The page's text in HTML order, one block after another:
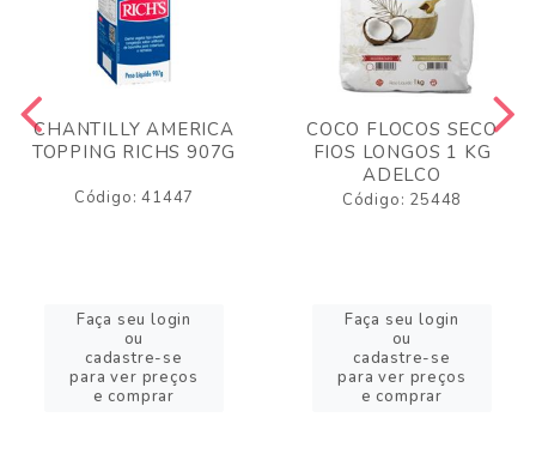
CHANTILLY AMERICA
TOPPING RICHS 907G
Código: 41447
Faça seu login
ou
cadastre-se
para ver preços
e comprar
COCO FLOCOS SECO
FIOS LONGOS 1 KG
ADELCO
Código: 25448
Faça seu login
ou
cadastre-se
para ver preços
e comprar